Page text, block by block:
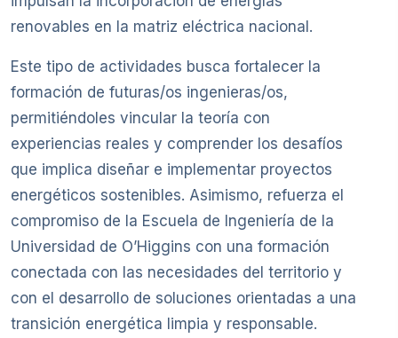
renovables en la matriz eléctrica nacional.
Este tipo de actividades busca fortalecer la
formación de futuras/os ingenieras/os,
permitiéndoles vincular la teoría con
experiencias reales y comprender los desafíos
que implica diseñar e implementar proyectos
energéticos sostenibles. Asimismo, refuerza el
compromiso de la Escuela de Ingeniería de la
Universidad de O’Higgins con una formación
conectada con las necesidades del territorio y
con el desarrollo de soluciones orientadas a una
transición energética limpia y responsable.